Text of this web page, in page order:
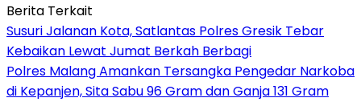
Berita Terkait
Susuri Jalanan Kota, Satlantas Polres Gresik Tebar
Kebaikan Lewat Jumat Berkah Berbagi
Polres Malang Amankan Tersangka Pengedar Narkoba
di Kepanjen, Sita Sabu 96 Gram dan Ganja 131 Gram